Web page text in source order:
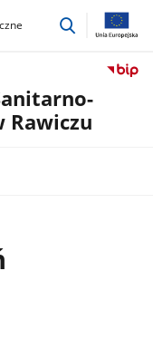
przejdź
Rawiczu